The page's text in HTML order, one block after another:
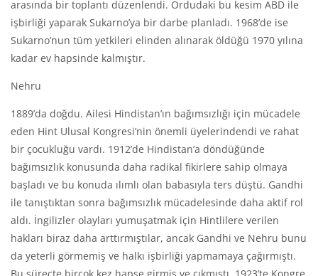
arasında bir toplantı düzenlendi. Ordudaki bu kesim ABD ile
işbirliği yaparak Sukarno’ya bir darbe planladı. 1968’de ise
Sukarno’nun tüm yetkileri elinden alınarak öldüğü 1970 yılına
kadar ev hapsinde kalmıştır.
Nehru
1889’da doğdu. Ailesi Hindistan’ın bağımsızlığı için mücadele
eden Hint Ulusal Kongresi’nin önemli üyelerindendi ve rahat
bir çocukluğu vardı. 1912’de Hindistan’a döndüğünde
bağımsızlık konusunda daha radikal fikirlere sahip olmaya
başladı ve bu konuda ılımlı olan babasıyla ters düştü. Gandhi
ile tanıştıktan sonra bağımsızlık mücadelesinde daha aktif rol
aldı. İngilizler olayları yumuşatmak için Hintlilere verilen
hakları biraz daha arttırmıştılar, ancak Gandhi ve Nehru bunu
da yeterli görmemiş ve halkı işbirliği yapmamaya çağırmıştı.